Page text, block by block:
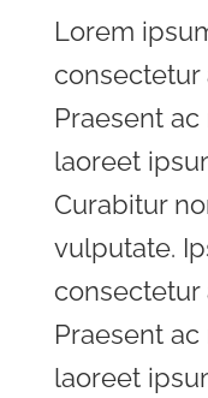
Lorem
consectetur
Praesent
laoreet
Curabitur
vulputate.
consectetur
Praesent
laoreet